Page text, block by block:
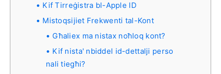
Kif Tirreġistra bl-Apple ID
Mistoqsijiet Frekwenti tal-Kont
Għaliex ma nistax noħloq kont?
Kif nista' nbiddel id-dettalji perso
nali tiegħi?